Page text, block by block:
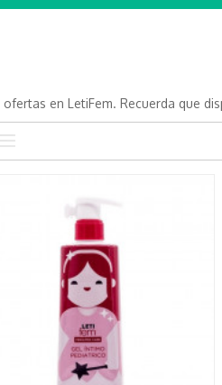
en LetiFem. Recuerda que